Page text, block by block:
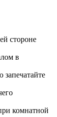
стороне
в
запечатайте
комнатной